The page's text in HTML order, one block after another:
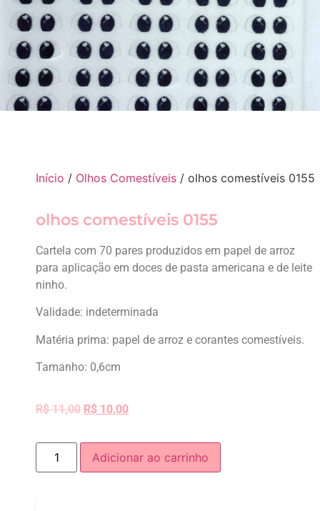
Início / Olhos Comestíveis / olhos comestíveis 0155
olhos comestíveis 0155
Cartela com 70 pares produzidos em papel de arroz
para aplicação em doces de pasta americana e de leite
ninho.
Validade: indeterminada
Matéria prima: papel de arroz e corantes comestíveis.
Tamanho: 0,6cm
R$11,00 R$ 10,00
Adicionar ao carrinho